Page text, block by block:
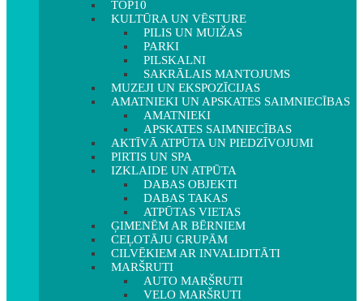
TOP10
KULTŪRA UN VĒSTURE
PILIS UN MUIŽAS
PARKI
PILSKALNI
SAKRĀLAIS MANTOJUMS
MUZEJI UN EKSPOZĪCIJAS
AMATNIEKI UN APSKATES SAIMNIECĪBAS
AMATNIEKI
APSKATES SAIMNIECĪBAS
AKTĪVĀ ATPŪTA UN PIEDZĪVOJUMI
PIRTIS UN SPA
IZKLAIDE UN ATPŪTA
DABAS OBJEKTI
DABAS TAKAS
ATPŪTAS VIETAS
ĢIMENĒM AR BĒRNIEM
CEĻOTĀJU GRUPĀM
CILVĒKIEM AR INVALIDITĀTI
MARŠRUTI
AUTO MARŠRUTI
VELO MARŠRUTI